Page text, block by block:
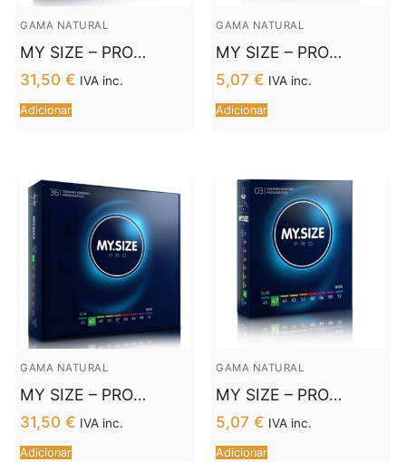
GAMA NATURAL
MY SIZE – PRO
PRESERVATIVOS 49
MM 36 UNIDADES
31,50 € IVA inc.
Adicionar
GAMA NATURAL
MY SIZE – PRO
PRESERVATIVOS 49
MM 3 UNIDADES
5,07 € IVA inc.
Adicionar
GAMA NATURAL
MY SIZE – PRO
PRESERVATIVOS 47
MM 36 UNIDADES
31,50 € IVA inc.
Adicionar
GAMA NATURAL
MY SIZE – PRO
PRESERVATIVOS 47
MM 3 UNIDADES
5,07 € IVA inc.
Adicionar